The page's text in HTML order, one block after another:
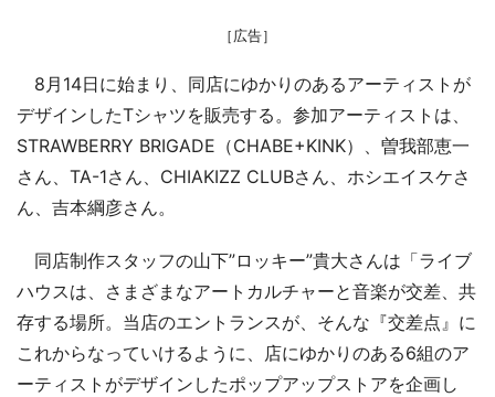
［広告］
8月14日に始まり、同店にゆかりのあるアーティストが
デザインしたTシャツを販売する。参加アーティストは、
STRAWBERRY BRIGADE（CHABE+KINK）、曽我部恵一
さん、TA-1さん、CHIAKIZZ CLUBさん、ホシエイスケさ
ん、吉本綱彦さん。
同店制作スタッフの山下”ロッキー”貴大さんは「ライブ
ハウスは、さまざまなアートカルチャーと音楽が交差、共
存する場所。当店のエントランスが、そんな『交差点』に
これからなっていけるように、店にゆかりのある6組のア
ーティストがデザインしたポップアップストアを企画し